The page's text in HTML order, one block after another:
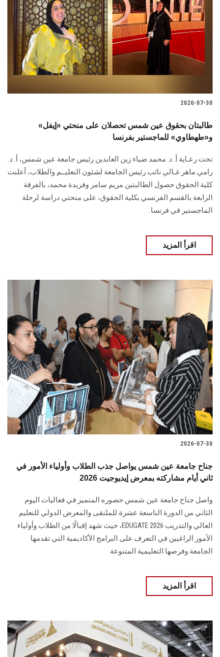
2026-07-30
طالبتان بحقوق عين شمس تحصلان على منحتي «إيفل»
و«طهطاوي» للماجستير بفرنسا
تحت رعـاية أ. د. محمد ضياء زين العابدين رئيس جامعة عين شمس، أ. د.
رامي ماهر غـالي نائب رئيس الجامعة لشئون التعليــم والطلاب، أعلنت
كلية الحقوق حصول الطالبتين مريم سامر وفريدة محمد، بالفرقة
الرابعة بالقسم الفرنسي بكلية الحقوق، على منحتي دراسة لرحلة
الماجستير في فرنسا.
اقرأ المزيد
2026-07-30
جناح جامعة عين شمس يواصل جذب الطلاب وأولياء الأمور في
ثاني أيام مشاركته بمعرض إيديوجيت 2026
واصل جناح جامعة عين شمس حضوره المتميز في فعاليات اليوم
الثاني من الدورة التاسعة عشرة للملتقى والمعرض الدولي للتعليم
العالي والتدريب EDUGATE 2026، حيث شهد إقبالًا من الطلاب وأولياء
الأمور الراغبين في التعرف على البرامج الأكاديمية التي تقدمها
الجامعة وفرصها التعليمية المتنوعة
اقرأ المزيد